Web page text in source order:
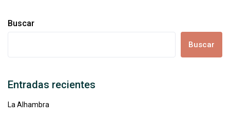
Buscar
Buscar
Entradas recientes
La Alhambra